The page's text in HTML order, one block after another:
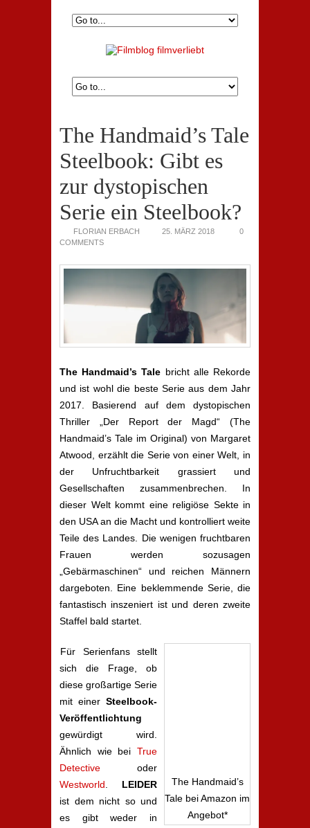
The Handmaid’s Tale
Steelbook: Gibt es
zur dystopischen
Serie ein Steelbook?
FLORIAN ERBACH 25. MÄRZ 2018
0
COMMENTS
The Handmaid’s Tale bricht alle Rekorde
und ist wohl die beste Serie aus dem Jahr
2017. Basierend auf dem dystopischen
Thriller „Der Report der Magd“ (The
Handmaid’s Tale im Original) von Margaret
Atwood, erzählt die Serie von einer Welt, in
der Unfruchtbarkeit grassiert und
Gesellschaften zusammenbrechen. In
dieser Welt kommt eine religiöse Sekte in
den USA an die Macht und kontrolliert weite
Teile des Landes. Die wenigen fruchtbaren
Frauen werden sozusagen
„Gebärmaschinen“ und reichen Männern
dargeboten. Eine beklemmende Serie, die
fantastisch inszeniert ist und deren zweite
Staffel bald startet.
The Handmaid’s
Tale bei Amazon im
Angebot*
Für Serienfans stellt
sich die Frage, ob
diese großartige Serie
mit einer Steelbook-
Veröffentlichtung
gewürdigt wird.
Ähnlich wie bei True
Detective oder
Westworld
LEIDER
ist dem nicht so und
es gibt weder in